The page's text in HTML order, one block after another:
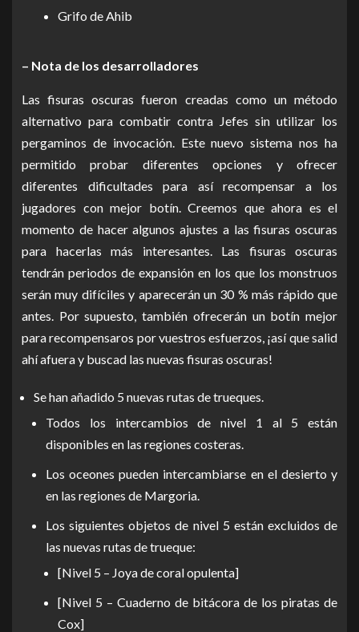
Grifo de Ahib
– Nota de los desarrolladores
Las fisuras oscuras fueron creadas como un método
alternativo para combatir contra Jefes sin utilizar los
pergaminos de invocación. Este nuevo sistema nos ha
permitido probar diferentes opciones y ofrecer
diferentes dificultades para así recompensar a los
jugadores con mejor botín. Creemos que ahora es el
momento de hacer algunos ajustes a las fisuras oscuras
para hacerlas más interesantes. Las fisuras oscuras
tendrán periodos de expansión en los que los monstruos
serán muy difíciles y aparecerán un 30 % más rápido que
antes. Por supuesto, también ofrecerán un botín mejor
para recompensaros por vuestros esfuerzos, ¡así que salid
ahí afuera y buscad las nuevas fisuras oscuras!
Se han añadido 5 nuevas rutas de trueques.
Todos los intercambios de nivel 1 al 5 están
disponibles en las regiones costeras.
Los oceones pueden intercambiarse en el desierto y
en las regiones de Margoria.
Los siguientes objetos de nivel 5 están excluidos de
las nuevas rutas de trueque:
[Nivel 5 – Joya de coral opulenta]
[Nivel 5 – Cuaderno de bitácora de los piratas de
Cox]